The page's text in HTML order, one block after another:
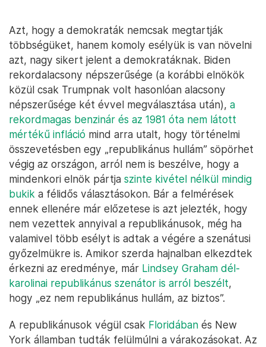
Azt, hogy a demokraták nemcsak megtartják
többségüket, hanem komoly esélyük is van növelni
azt, nagy sikert jelent a demokratáknak. Biden
rekordalacsony népszerűsége (a korábbi elnökök
közül csak Trumpnak volt hasonlóan alacsony
népszerűsége két évvel megválasztása után), a
rekordmagas benzinár és az 1981 óta nem látott
mértékű infláció mind arra utalt, hogy történelmi
összevetésben egy „republikánus hullám” söpörhet
végig az országon, arról nem is beszélve, hogy a
mindenkori elnök pártja szinte kivétel nélkül mindig
bukik a félidős választásokon. Bár a felmérések
ennek ellenére már előzetese is azt jelezték, hogy
nem vezettek annyival a republikánusok, még ha
valamivel több esélyt is adtak a végére a szenátusi
győzelmükre is. Amikor szerda hajnalban elkezdtek
érkezni az eredménye, már Lindsey Graham dél-
karolinai republikánus szenátor is arról beszélt,
hogy „ez nem republikánus hullám, az biztos”.
A republikánusok végül csak Floridában és New
York államban tudták felülmúlni a várakozásokat. Az